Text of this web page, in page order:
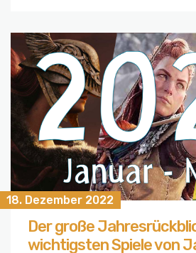
18. Dezember 2022
Der große
wichtigsten Spiele von